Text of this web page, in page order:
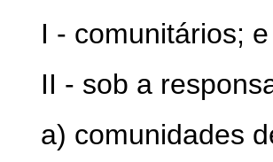
I - comunitários; e
II - sob a
a) comunidades